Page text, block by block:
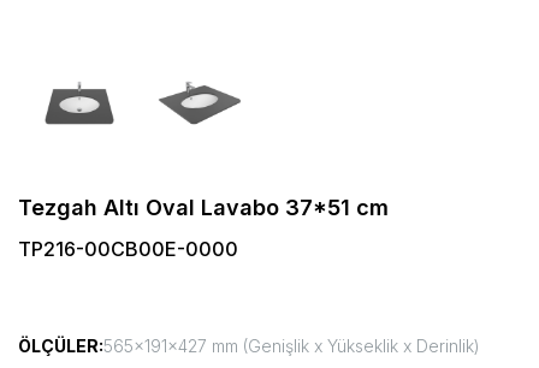
Tezgah Altı Oval Lavabo 37*51 cm
TP216-00CB00E-0000
ÖLÇÜLER:565x191x427 mm (Genişlik x Yükseklik x Derinlik)